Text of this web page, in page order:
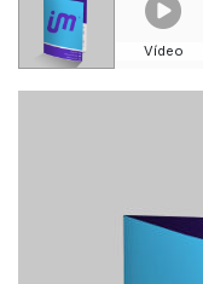
Vídeo